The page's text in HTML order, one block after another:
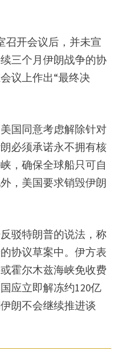
召开会议后，并未宣
三个月伊朗战争的协
议上作出“最终决
国同意考虑解除针对
必须承诺永不拥有核
，确保全球船只可自
，美国要求销毁伊朗
驳特朗普的说法，称
协议草案中。伊方表
霍尔木兹海峡免收费
应立即解冻约120亿
朗不会继续推进谈